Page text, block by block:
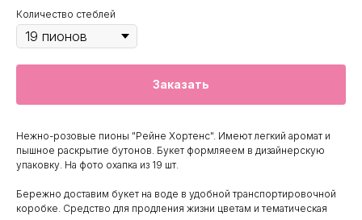
Количество стеблей
Заказать
Нежно-розовые пионы "Рейне Хортенс". Имеют легкий аромат и
пышное раскрытие бутонов. Букет формляеем в дизайнерскую
упаковку. На фото охапка из 19 шт.
Бережно доставим букет на воде в удобной транспортировочной
коробке. Средство для продления жизни цветам и тематическая